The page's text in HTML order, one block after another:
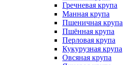
Гречневая крупа
Манная крупа
Пшеничная крупа
Пшённая крупа
Перловая крупа
Кукурузная крупа
Овсяная крупа